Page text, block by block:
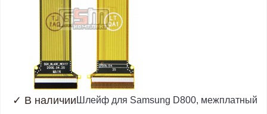
✓ В наличии Шлейф для Samsung D800, межплатный